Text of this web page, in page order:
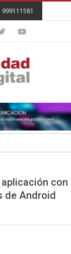
con
de Android